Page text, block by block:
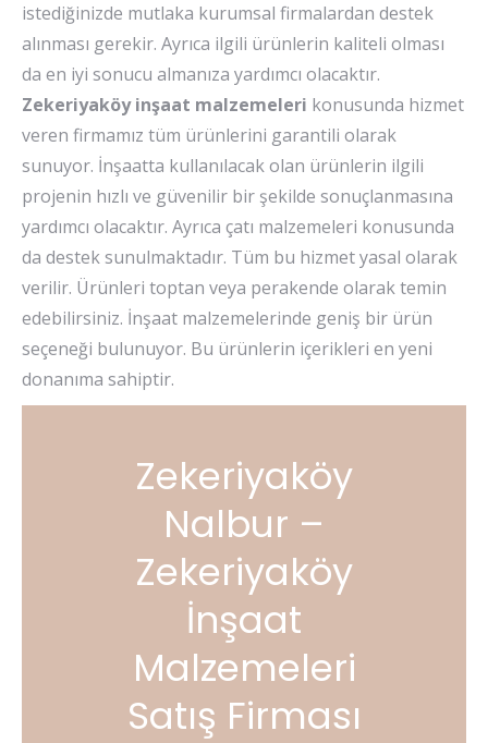
istediğinizde mutlaka kurumsal firmalardan destek
alınması gerekir. Ayrıca ilgili ürünlerin kaliteli olması
da en iyi sonucu almanıza yardımcı olacaktır.
Zekeriyaköy inşaat malzemeleri konusunda hizmet
veren firmamız tüm ürünlerini garantili olarak
sunuyor. İnşaatta kullanılacak olan ürünlerin ilgili
projenin hızlı ve güvenilir bir şekilde sonuçlanmasına
yardımcı olacaktır. Ayrıca çatı malzemeleri konusunda
da destek sunulmaktadır. Tüm bu hizmet yasal olarak
verilir. Ürünleri toptan veya perakende olarak temin
edebilirsiniz. İnşaat malzemelerinde geniş bir ürün
seçeneği bulunuyor. Bu ürünlerin içerikleri en yeni
donanıma sahiptir.
Zekeriyaköy
Nalbur –
Zekeriyaköy
İnşaat
Malzemeleri
Satış Firması